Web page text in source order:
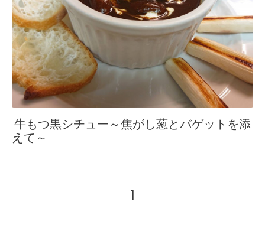
牛もつ黒シチュー～焦がし葱とバゲットを添
えて～
1